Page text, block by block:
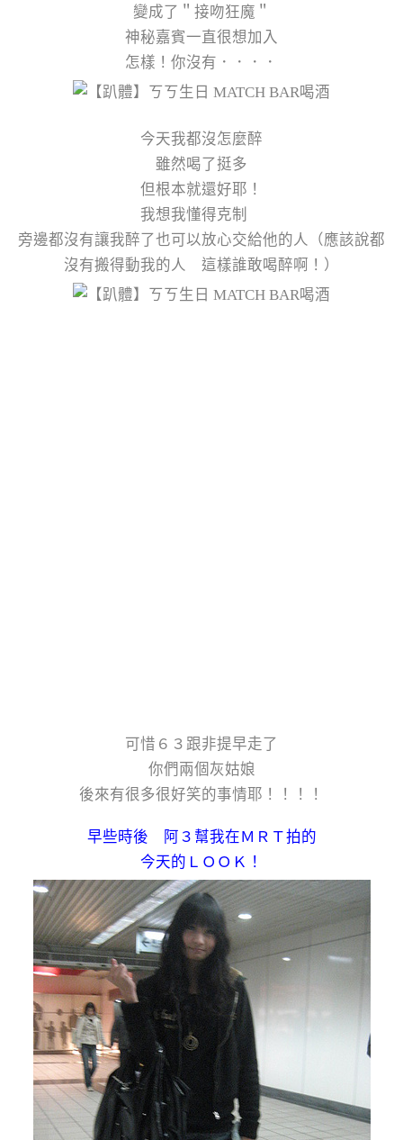
變成了＂接吻狂魔＂
神秘嘉賓一直很想加入
怎樣！你沒有．．．．
今天我都沒怎麼醉
雖然喝了挺多
但根本就還好耶！
我想我懂得克制
旁邊都沒有讓我醉了也可以放心交給他的人（應該說都
沒有搬得動我的人 這樣誰敢喝醉啊！）
可惜６３跟非提早走了
你們兩個灰姑娘
後來有很多很好笑的事情耶！！！！
早些時後 阿３幫我在ＭＲＴ拍的
今天的ＬＯＯＫ！